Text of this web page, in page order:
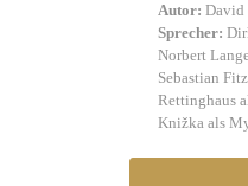
Autor: David
Sprecher:
Norbert
Sebastian
Rettinghaus
Knižka als